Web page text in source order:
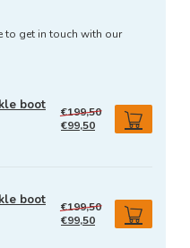
to get in touch with our
boot
€199,50
€99,50
boot
€199,50
€99,50